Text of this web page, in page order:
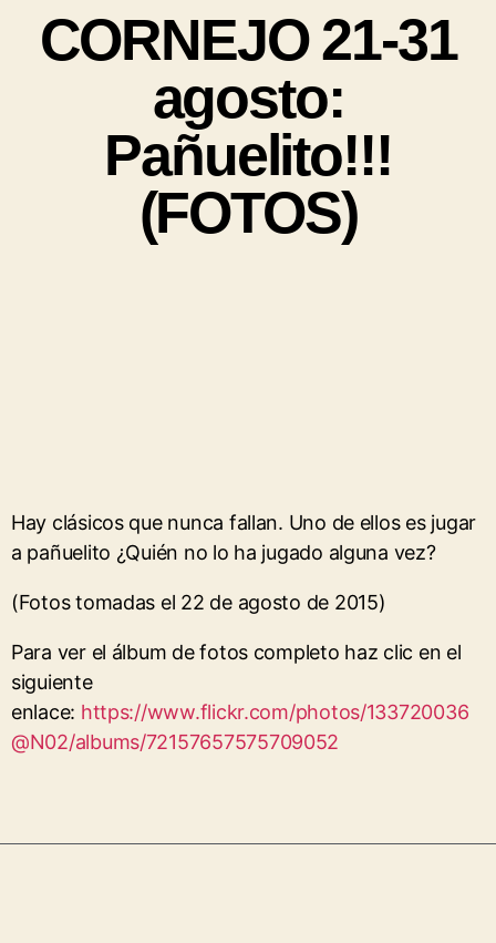
CORNEJO 21-31
agosto:
Pañuelito!!!
(FOTOS)
Hay clásicos que nunca fallan. Uno de ellos es jugar
a pañuelito ¿Quién no lo ha jugado alguna vez?
(Fotos tomadas el 22 de agosto de 2015)
Para ver el álbum de fotos completo haz clic en el
siguiente
enlace: https://www.flickr.com/photos/133720036
@N02/albums/72157657575709052